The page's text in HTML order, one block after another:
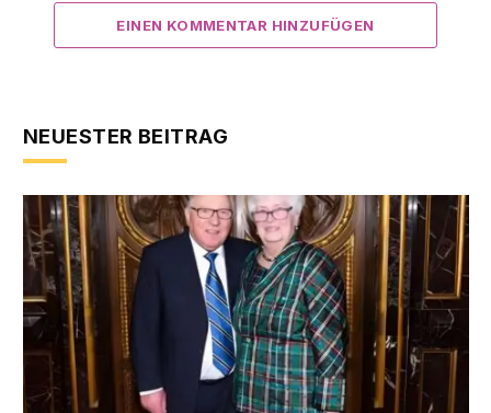
EINEN KOMMENTAR HINZUFÜGEN
NEUESTER BEITRAG